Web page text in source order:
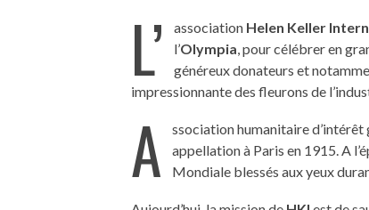
L’ association Helen Keller
l’Olympia, pour célébrer en
généreux donateurs et
impressionnante des fleurons de
A ssociation humanitaire d’intérêt
appellation à Paris en 1915. A
Mondiale blessés aux yeux